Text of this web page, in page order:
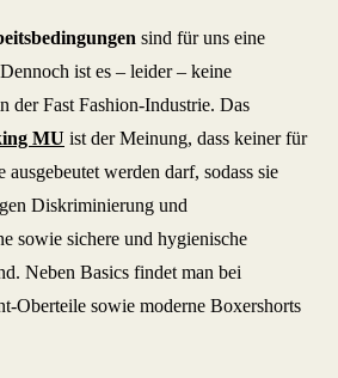
sind für uns eine
ist es – leider – keine
der Fast Fashion-Industrie. Das
MU ist der Meinung, dass keiner für
ausgebeutet werden darf, sodass sie
Diskriminierung und
sowie sichere und hygienische
Neben Basics findet man bei
Oberteile sowie moderne Boxershorts